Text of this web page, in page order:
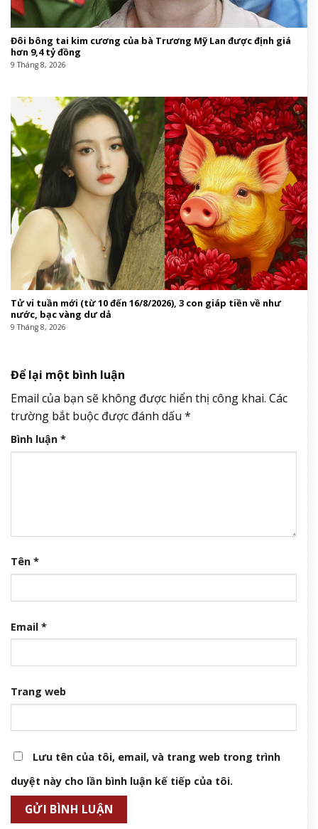
Đôi bông tai kim cương của bà Trương Mỹ Lan được định giá
hơn 9,4 tỷ đồng
9 Tháng 8, 2026
Tử vi tuần mới (từ 10 đến 16/8/2026), 3 con giáp tiền về như
nước, bạc vàng dư dả
9 Tháng 8, 2026
Để lại một bình luận
Email của bạn sẽ không được hiển thị công khai. Các
trường bắt buộc được đánh dấu *
Bình luận *
Tên *
Email *
Trang web
Lưu tên của tôi, email, và trang web trong trình
duyệt này cho lần bình luận kế tiếp của tôi.